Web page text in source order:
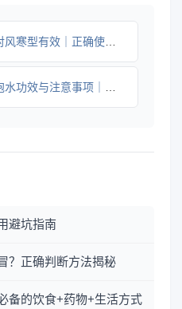
型有效｜正确使用指南
与注意事项｜科学饮用指南
避坑指南
？正确判断方法揭秘
备的饮食+药物+生活方式